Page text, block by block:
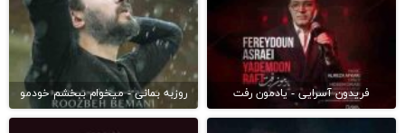
فریدون آسرایی - یادمون رفت روزبه بمانی - میخوام ببخشم خودمو